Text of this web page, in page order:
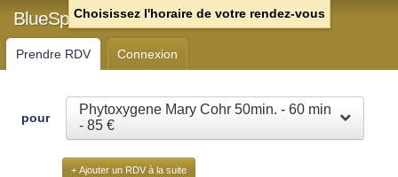
BlueSpa Chartres
Prendre RDV Connexion
pour
Phytoxygene Mary Cohr 50min. - 60 min
- 85 €
+ Ajouter un RDV à la suite
Choisissez l'horaire de votre rendez-vous